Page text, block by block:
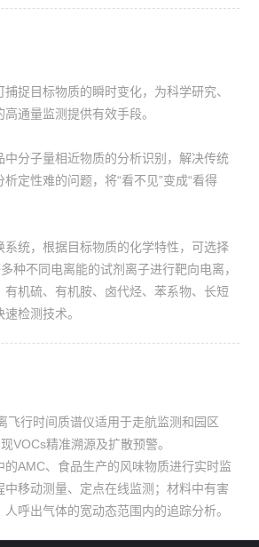
捉目标物质的瞬时变化，为科学研究、
通量监测提供有效手段。
中分子量相近物质的分析识别，解决传统
定性难的问题，将“看不见”变成“看得
系统，根据目标物质的化学特性，可选择
种不同电离能的试剂离子进行靶向电离，
有机硫、有机胺、卤代烃、苯系物、长短
检测技术。
飞行时间质谱仪适用于走航监测和园区
VOCs精准溯源及扩散预警。
的AMC、食品生产的风味物质进行实时监
中移动测量、定点在线监测；材料中有害
呼出气体的宽动态范围内的追踪分析。